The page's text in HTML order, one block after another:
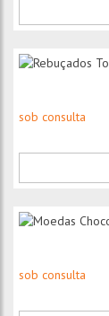
sob consulta
sob consulta